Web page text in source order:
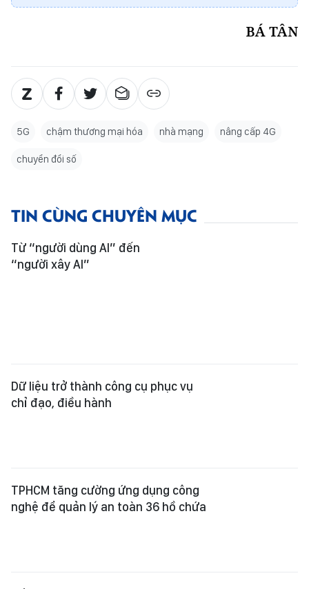
BÁ TÂN
5G chậm thương mại hóa nhà mạng nâng cấp 4G
chuyển đổi số
TIN CÙNG CHUYÊN MỤC
Từ “người dùng AI” đến
“người xây AI”
Dữ liệu trở thành công cụ phục vụ
chỉ đạo, điều hành
TPHCM tăng cường ứng dụng công
nghệ để quản lý an toàn 36 hồ chứa